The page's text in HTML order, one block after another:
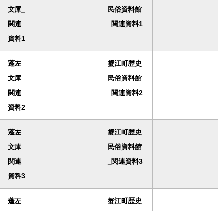
文庫_
関連
資料1
民俗資料館
_関連資料1
蓬左
文庫_
関連
資料2
蟹江町歴史
民俗資料館
_関連資料2
蓬左
文庫_
関連
資料3
蟹江町歴史
民俗資料館
_関連資料3
蓬左
蟹江町歴史